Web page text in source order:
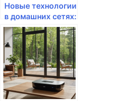
Новые технологии
в домашних сетях:
что стоит знать?